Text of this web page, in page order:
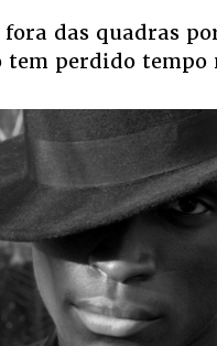
fora das quadras
tem perdido tempo